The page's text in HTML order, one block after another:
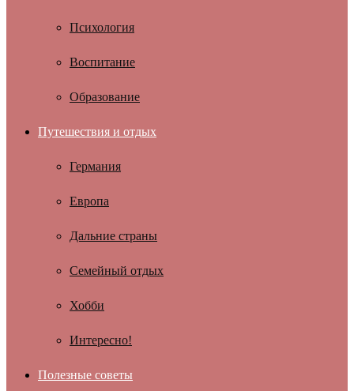
Психология
Воспитание
Образование
Путешествия и отдых
Германия
Европа
Дальние страны
Семейный отдых
Хобби
Интересно!
Полезные советы